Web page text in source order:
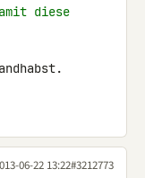
diese
06-22 13:22#3212773